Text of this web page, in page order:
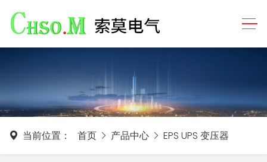
当前位置： 首页 产品中心 EPS UPS 变压器